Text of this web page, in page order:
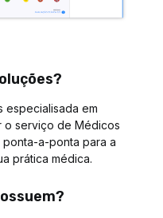
especialisada em
o serviço de Médicos
a-ponta para a
prática médica.